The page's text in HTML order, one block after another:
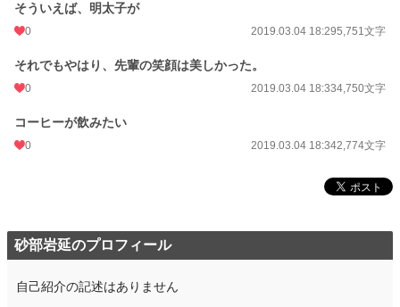
年間ポイント 28 pt (170,374 位)
そういえば、明太子が
0 2019.03.04 18:295,751文字
それでもやはり、先輩の笑顔は美しかった。
0 2019.03.04 18:334,750文字
コーヒーが飲みたい
0 2019.03.04 18:342,774文字
砂部岩延のプロフィール
自己紹介の記述はありません